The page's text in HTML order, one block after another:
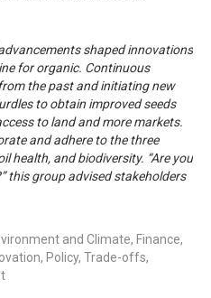
shaped innovations
for organic. Continuous
the past and initiating new
to obtain improved seeds
to land and more markets.
and adhere to the three
health, and biodiversity. “Are you
this group advised stakeholders
and Climate, Finance,
Policy, Trade-offs,